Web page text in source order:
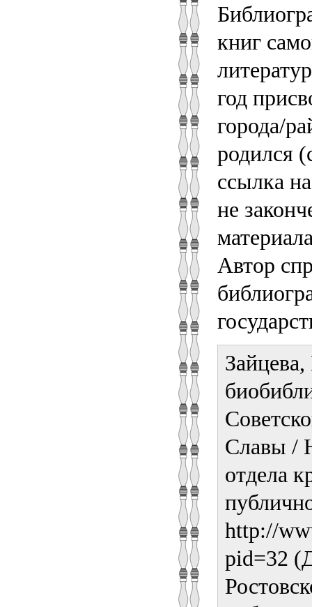
книг
год
города/
родился
ссылка
не
Автор
Славы /
отдела
http://
pid=32